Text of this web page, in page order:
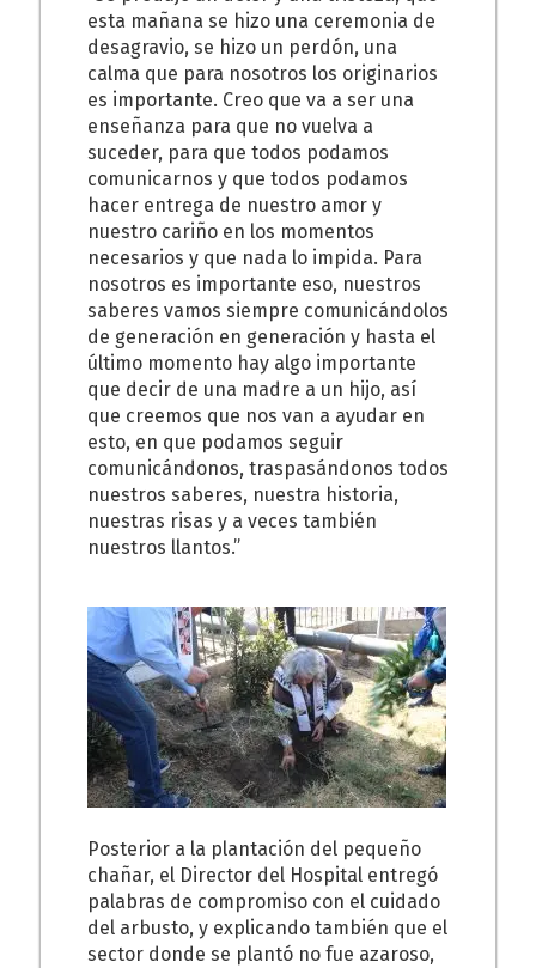
esta mañana se hizo una ceremonia de
desagravio, se hizo un perdón, una
calma que para nosotros los originarios
es importante. Creo que va a ser una
enseñanza para que no vuelva a
suceder, para que todos podamos
comunicarnos y que todos podamos
hacer entrega de nuestro amor y
nuestro cariño en los momentos
necesarios y que nada lo impida. Para
nosotros es importante eso, nuestros
saberes vamos siempre comunicándolos
de generación en generación y hasta el
último momento hay algo importante
que decir de una madre a un hijo, así
que creemos que nos van a ayudar en
esto, en que podamos seguir
comunicándonos, traspasándonos todos
nuestros saberes, nuestra historia,
nuestras risas y a veces también
nuestros llantos.”
Posterior a la plantación del pequeño
chañar, el Director del Hospital entregó
palabras de compromiso con el cuidado
del arbusto, y explicando también que el
sector donde se plantó no fue azaroso,